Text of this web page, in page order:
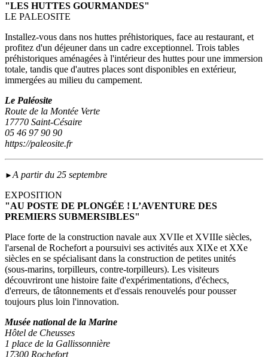
"LES HUTTES GOURMANDES"
LE PALEOSITE
Installez-vous dans nos huttes préhistoriques, face au restaurant, et
profitez d'un déjeuner dans un cadre exceptionnel. Trois tables
préhistoriques aménagées à l'intérieur des huttes pour une immersion
totale, tandis que d'autres places sont disponibles en extérieur,
immergées au milieu du campement.
Le Paléosite
Route de la Montée Verte
17770 Saint-Césaire
05 46 97 90 90
https://paleosite.fr
►A partir du 25 septembre
EXPOSITION
"AU POSTE DE PLONGÉE ! L’AVENTURE DES
PREMIERS SUBMERSIBLES"
Place forte de la construction navale aux XVIIe et XVIIIe siècles,
l'arsenal de Rochefort a poursuivi ses activités aux XIXe et XXe
siècles en se spécialisant dans la construction de petites unités
(sous‑marins, torpilleurs, contre-torpilleurs). Les visiteurs
découvriront une histoire faite d'expérimentations, d'échecs,
d'erreurs, de tâtonnements et d'essais renouvelés pour pousser
toujours plus loin l'innovation.
Musée national de la Marine
Hôtel de Cheusses
1 place de la Gallissonnière
17300 Rochefort